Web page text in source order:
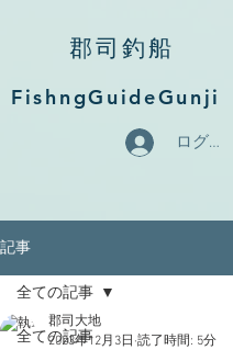
郡司釣船
FishngGuideGunji
ログイン
記事
全ての記事
全ての記事
郡司大地
2023年12月3日 読了時間: 5分